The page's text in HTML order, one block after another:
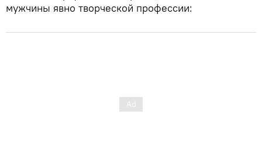
мужчины явно творческой профессии: